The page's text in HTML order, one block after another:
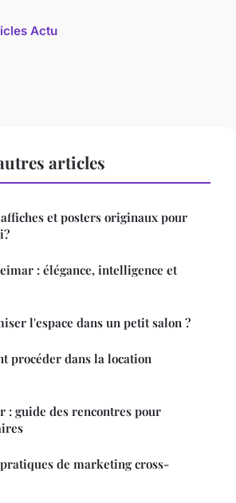
Actu
articles
et posters originaux pour
: élégance, intelligence et
l'espace dans un petit salon ?
procéder dans la location
: guide des rencontres pour
de marketing cross-